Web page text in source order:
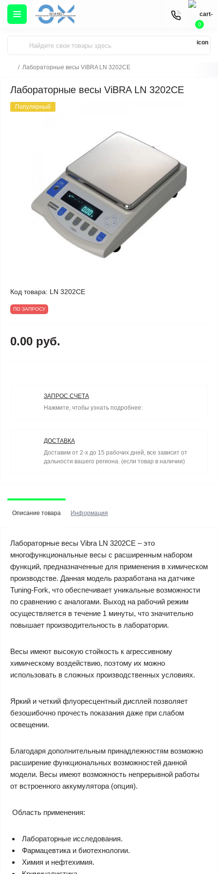
0
Лабораторные весы ViBRA LN 3202CE
Лабораторные весы ViBRA LN 3202CE
Популярный
Код товара: LN 3202CE
ПО ЗАПРОСУ
0.00 руб.
ЗАПРОС СЧЕТА
Нажмите, чтобы узнать подробнее:
ДОСТАВКА
Доставим от 2-х до 15 рабочих дней, все зависит от
дальности вашего региона. (если товар в наличии)
Описание товара Информация
Лабораторные весы Vibra LN 3202CE – это
многофункциональные весы с расширенным набором
функций, предназначенные для применения в химическом
производстве. Данная модель разработана на датчике
Tuning-Fork, что обеспечивает уникальные возможности
по сравнению с аналогами. Выход на рабочий режим
осуществляется в течение 1 минуты, что значительно
повышает производительность в лаборатории.
Весы имеют высокую стойкость к агрессивному
химическому воздействию, поэтому их можно
использовать в сложных производственных условиях.
Яркий и четкий флуоресцентный дисплей позволяет
безошибочно прочесть показания даже при слабом
освещении.
Благодаря дополнительным принадлежностям возможно
расширение функциональных возможностей данной
модели. Весы имеют возможность непрерывной работы
от встроенного аккумулятора (опция).
Область применения:
Лабораторные исследования.
Фармацевтика и биотехнологии.
Химия и нефтехимия.